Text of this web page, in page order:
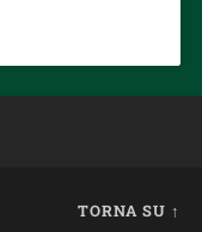
TORNA SU ↑